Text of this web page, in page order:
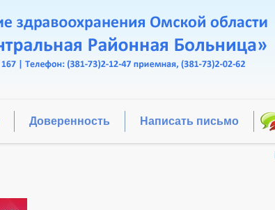
Доверенность Написать письмо